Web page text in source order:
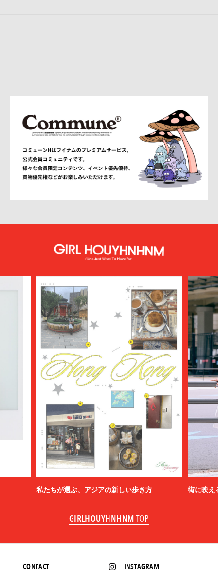
私たちが選ぶ、アジアの新しい歩き方 街に映え
GIRLHOUYHNHNM TOP
INSTAGRAM
CONTACT